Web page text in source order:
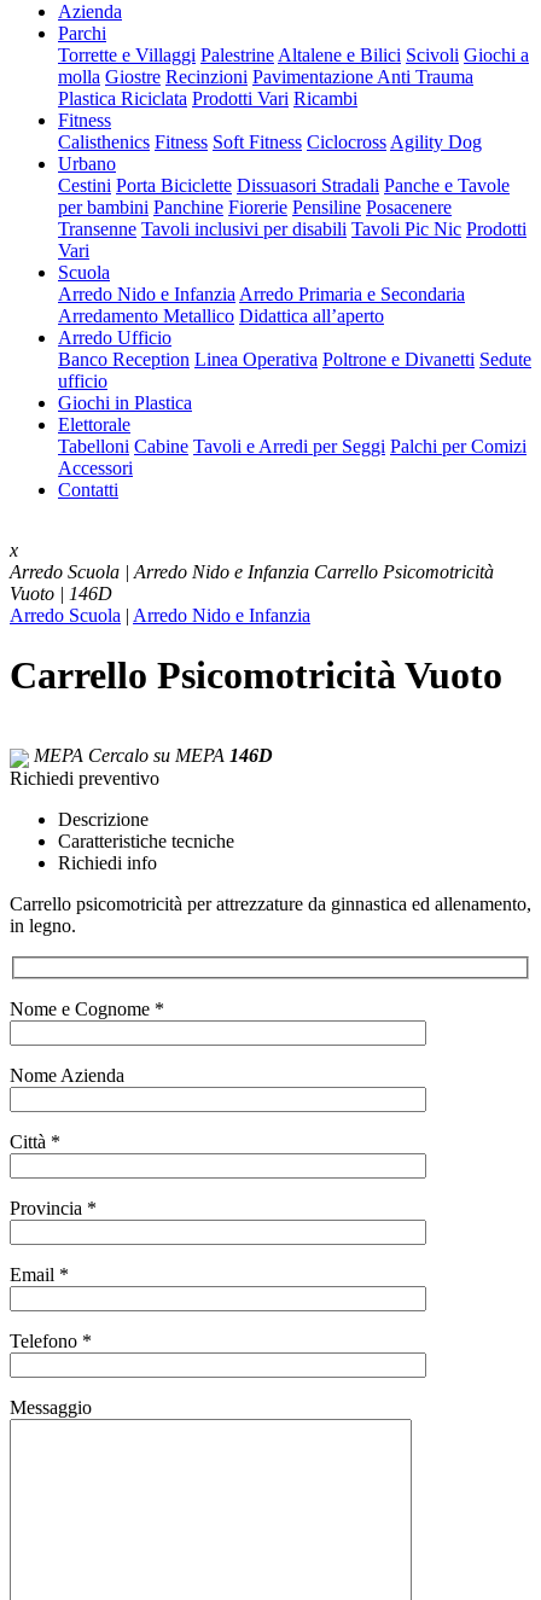
Azienda
Parchi
Torrette e Villaggi Palestrine Altalene e Bilici Scivoli Giochi a
molla Giostre Recinzioni Pavimentazione Anti Trauma
Plastica Riciclata Prodotti Vari Ricambi
Fitness
Calisthenics Fitness Soft Fitness Ciclocross Agility Dog
Urbano
Cestini Porta Biciclette Dissuasori Stradali Panche e Tavole
per bambini Panchine Fiorerie Pensiline Posacenere
Transenne Tavoli inclusivi per disabili Tavoli Pic Nic Prodotti
Vari
Scuola
Arredo Nido e Infanzia Arredo Primaria e Secondaria
Arredamento Metallico Didattica all’aperto
Arredo Ufficio
Banco Reception Linea Operativa Poltrone e Divanetti Sedute
ufficio
Giochi in Plastica
Elettorale
Tabelloni Cabine Tavoli e Arredi per Seggi Palchi per Comizi
Accessori
Contatti
x
Arredo Scuola | Arredo Nido e Infanzia Carrello Psicomotricità
Vuoto | 146D
Arredo Scuola | Arredo Nido e Infanzia
Carrello Psicomotricità Vuoto
MEPA Cercalo su MEPA 146D
Richiedi preventivo
Descrizione
Caratteristiche tecniche
Richiedi info
Carrello psicomotricità per attrezzature da ginnastica ed allenamento,
in legno.
Nome e Cognome *
Nome Azienda
Città *
Provincia *
Email *
Telefono *
Messaggio